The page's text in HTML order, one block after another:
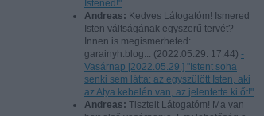
Istened!"
Andreas: Kedves Látogatóm! Ismered
Isten váltságának egyszerű tervét?
Innen is megismerheted:
garainyh.blog... (2022.05.29. 17:44) -
Vasárnap [2022.05.29.] "Istent soha
senki sem látta: az egyszülött Isten, aki
az Atya kebelén van, az jelentette ki őt!"
Andreas: Tisztelt Látogatóm! Ma van